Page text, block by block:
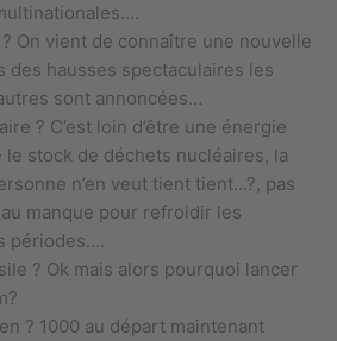
On vient de connaître une nouvelle
des hausses spectaculaires les
sont annoncées…
? C’est loin d’être une énergie
le stock de déchets nucléaires, la
n’en veut tient tient…?, pas
manque pour refroidir les
périodes….
? Ok mais alors pourquoi lancer
? 1000 au départ maintenant